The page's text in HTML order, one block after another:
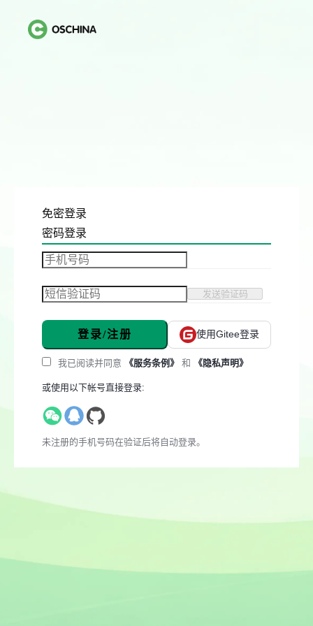
免密登录
密码登录
发送验证码
登录/注册 使用Gitee登录
我已阅读并同意 《服务条例》 和 《隐私声明》
或使用以下帐号直接登录:
未注册的手机号码在验证后将自动登录。